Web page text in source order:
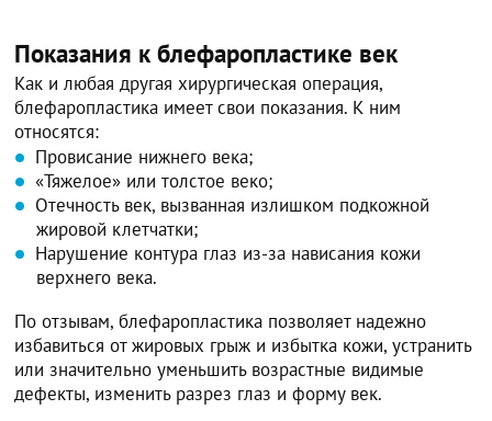
Показания к блефаропластике век
Как и любая другая хирургическая операция,
блефаропластика имеет свои показания. К ним
относятся:
Провисание нижнего века;
«Тяжелое» или толстое веко;
Отечность век, вызванная излишком подкожной
жировой клетчатки;
Нарушение контура глаз из-за нависания кожи
верхнего века.
По отзывам, блефаропластика позволяет надежно
избавиться от жировых грыж и избытка кожи, устранить
или значительно уменьшить возрастные видимые
дефекты, изменить разрез глаз и форму век.